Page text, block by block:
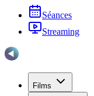
Séances
Streaming
Films